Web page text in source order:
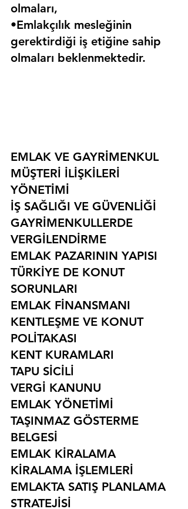
olmaları,
•Emlakçılık mesleğinin
gerektirdiği iş etiğine sahip
olmaları beklenmektedir.
EMLAK VE GAYRİMENKUL
MÜŞTERİ İLİŞKİLERİ
YÖNETİMİ
İŞ SAĞLIĞI VE GÜVENLİĞİ
GAYRİMENKULLERDE
VERGİLENDİRME
EMLAK PAZARININ YAPISI
TÜRKİYE DE KONUT
SORUNLARI
EMLAK FİNANSMANI
KENTLEŞME VE KONUT
POLİTAKASI
KENT KURAMLARI
TAPU SİCİLİ
VERGİ KANUNU
EMLAK YÖNETİMİ
TAŞINMAZ GÖSTERME
BELGESİ
EMLAK KİRALAMA
KİRALAMA İŞLEMLERİ
EMLAKTA SATIŞ PLANLAMA
STRATEJİSİ